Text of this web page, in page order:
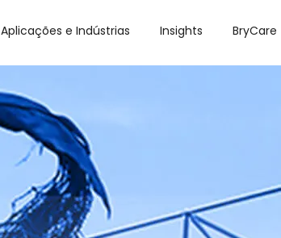
Aplicações e Indústrias Insights BryCare